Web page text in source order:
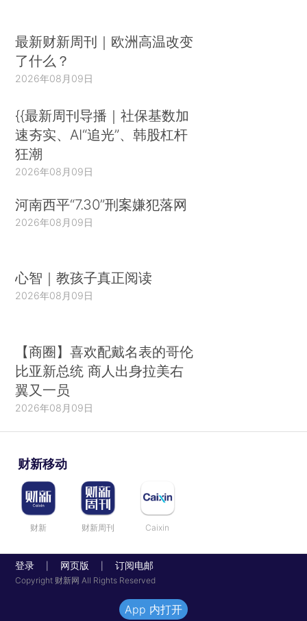
最新财新周刊｜欧洲高温改变
了什么？
2026年08月09日
{{最新周刊导播｜社保基数加
速夯实、AI“追光”、韩股杠杆
狂潮
2026年08月09日
河南西平“7.30”刑案嫌犯落网
2026年08月09日
心智｜教孩子真正阅读
2026年08月09日
【商圈】喜欢配戴名表的哥伦
比亚新总统 商人出身拉美右
翼又一员
2026年08月09日
财新移动
财新 财新周刊 Caixin
登录 网页版 订阅电邮
Copyright 财新网 All Rights Reserved
App 内打开